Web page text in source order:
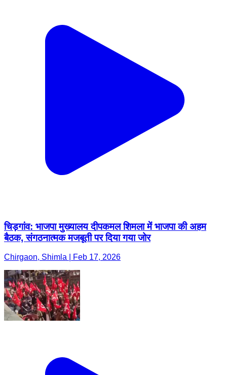
चिड़गांव: भाजपा मुख्यालय दीपकमल शिमला में भाजपा की अहम
बैठक, संगठनात्मक मजबूती पर दिया गया जोर
Chirgaon, Shimla | Feb 17, 2026